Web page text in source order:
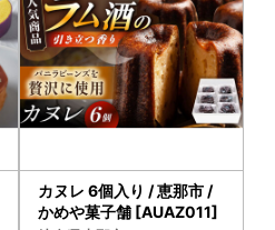
ん。返礼品発送に関して、必要
取扱い事業者に通知します。
カヌレ 6個入り / 恵那市 /
かめや菓子舗 [AUAZ011]